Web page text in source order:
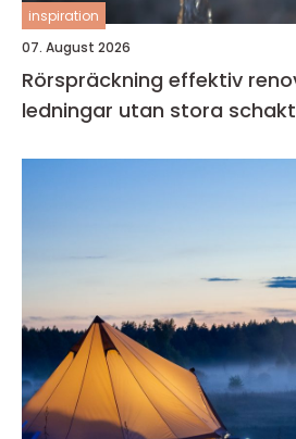
inspiration
07. August 2026
Rörspräckning effektiv renovering av
ledningar utan stora schakt